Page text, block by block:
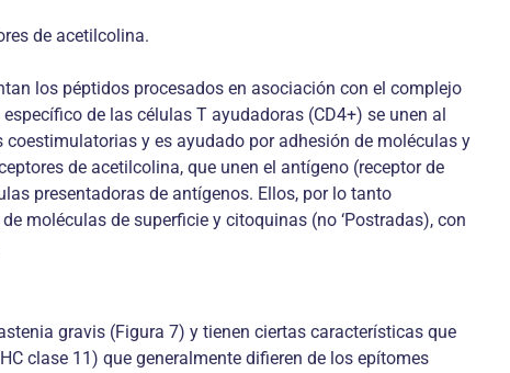
de acetilcolina.
los péptidos procesados en asociación con el complejo
de las células T ayudadoras (CD4+) se unen al
y es ayudado por adhesión de moléculas y
de acetilcolina, que unen el antígeno (receptor de
presentadoras de antígenos. Ellos, por lo tanto
moléculas de superficie y citoquinas (no ‘Postradas), con
gravis (Figura 7) y tienen ciertas características que
clase 11) que generalmente difieren de los epítomes